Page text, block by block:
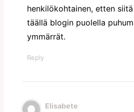
henkilökohtainen, etten
täällä blogin puolella
ymmärrät.
Reply
Elisabete